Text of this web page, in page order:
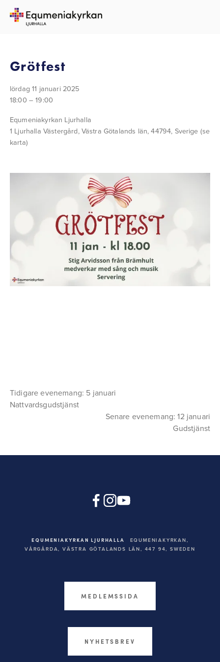
TILLBAKA TILL ALLA EVENEMANG
Grötfest
lördag 11 januari 2025
18:00
19:00
Equmeniakyrkan Ljurhalla
1 Ljurhalla Västergård Västra Götalands län, 44794 Sverige (se
karta)
Tidigare evenemang: 5 januari
Nattvardsgudstjänst
Senare evenemang: 12 januari
Gudstjänst
EQUMENIAKYRKAN LJURHALLA
EQUMENIAKYRKAN,
VÅRGÅRDA, VÄSTRA GÖTALANDS LÄN, 447 94, SWEDEN
MEDLEMSSIDA
NYHETSBREV